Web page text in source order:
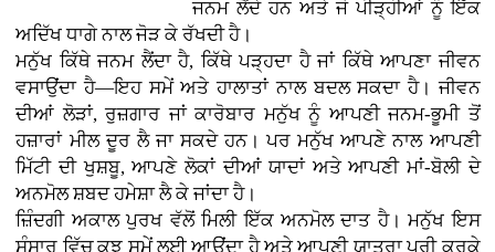
ਜਨਮ ਲੈਂਦੇ ਹਨ ਅਤੇ ਜੋ ਪੀੜ੍ਹੀਆਂ ਨੂੰ ਇੱਕ
ਅਦਿੱਖ ਧਾਗੇ ਨਾਲ ਜੋੜ ਕੇ ਰੱਖਦੀ ਹੈ।
ਮਨੁੱਖ ਕਿੱਥੇ ਜਨਮ ਲੈਂਦਾ ਹੈ, ਕਿੱਥੇ ਪੜ੍ਹਦਾ ਹੈ ਜਾਂ ਕਿੱਥੇ ਆਪਣਾ ਜੀਵਨ
ਵਸਾਉਂਦਾ ਹੈ—ਇਹ ਸਮੇਂ ਅਤੇ ਹਾਲਾਤਾਂ ਨਾਲ ਬਦਲ ਸਕਦਾ ਹੈ। ਜੀਵਨ
ਦੀਆਂ ਲੋੜਾਂ, ਰੁਜ਼ਗਾਰ ਜਾਂ ਕਾਰੋਬਾਰ ਮਨੁੱਖ ਨੂੰ ਆਪਣੀ ਜਨਮ-ਭੂਮੀ ਤੋਂ
ਹਜ਼ਾਰਾਂ ਮੀਲ ਦੂਰ ਲੈ ਜਾ ਸਕਦੇ ਹਨ। ਪਰ ਮਨੁੱਖ ਆਪਣੇ ਨਾਲ ਆਪਣੀ
ਮਿੱਟੀ ਦੀ ਖੁਸ਼ਬੂ, ਆਪਣੇ ਲੋਕਾਂ ਦੀਆਂ ਯਾਦਾਂ ਅਤੇ ਆਪਣੀ ਮਾਂ-ਬੋਲੀ ਦੇ
ਅਨਮੋਲ ਸ਼ਬਦ ਹਮੇਸ਼ਾ ਲੈ ਕੇ ਜਾਂਦਾ ਹੈ।
ਜ਼ਿੰਦਗੀ ਅਕਾਲ ਪੁਰਖ ਵੱਲੋਂ ਮਿਲੀ ਇੱਕ ਅਨਮੋਲ ਦਾਤ ਹੈ। ਮਨੁੱਖ ਇਸ
ਸੰਸਾਰ ਵਿੱਚ ਕੁਝ ਸਮੇਂ ਲਈ ਆਉਂਦਾ ਹੈ ਅਤੇ ਆਪਣੀ ਯਾਤਰਾ ਪੂਰੀ ਕਰਕੇ